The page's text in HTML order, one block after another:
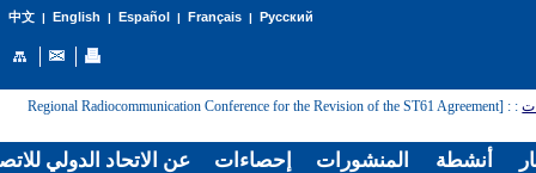
中文| English | Español | Français| Русский
:
: [Regional Radiocommunication Conference for the Revision of the ST61 Agreement
عن الاتحاد الدولي إحصاءات المنشورات أنشطة